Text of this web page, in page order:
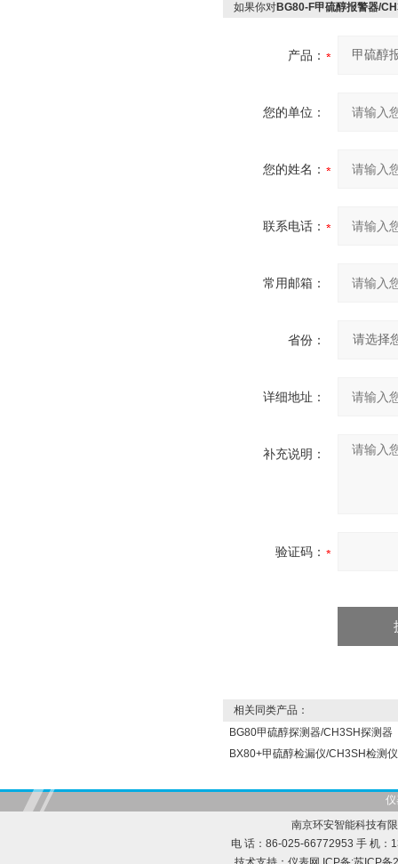
如果你对BG80-F甲硫醇报警器/
产品：
您的单位：
您的姓名：
联系电话：
常用邮箱：
省份：
详细地址：
补充说明：
验证码：
相关同类产品：
BG80甲硫醇探测器/CH3SH探测器
BX80+甲硫醇检漏仪/CH3SH检测仪
南京环安智能科技有
电 话：86-025-66772953 手 机：